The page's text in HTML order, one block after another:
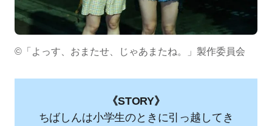
©「よっす、おまたせ、じゃあまたね。」製作委員会
《STORY》
ちばしんは⼩学⽣のときに引っ越してき